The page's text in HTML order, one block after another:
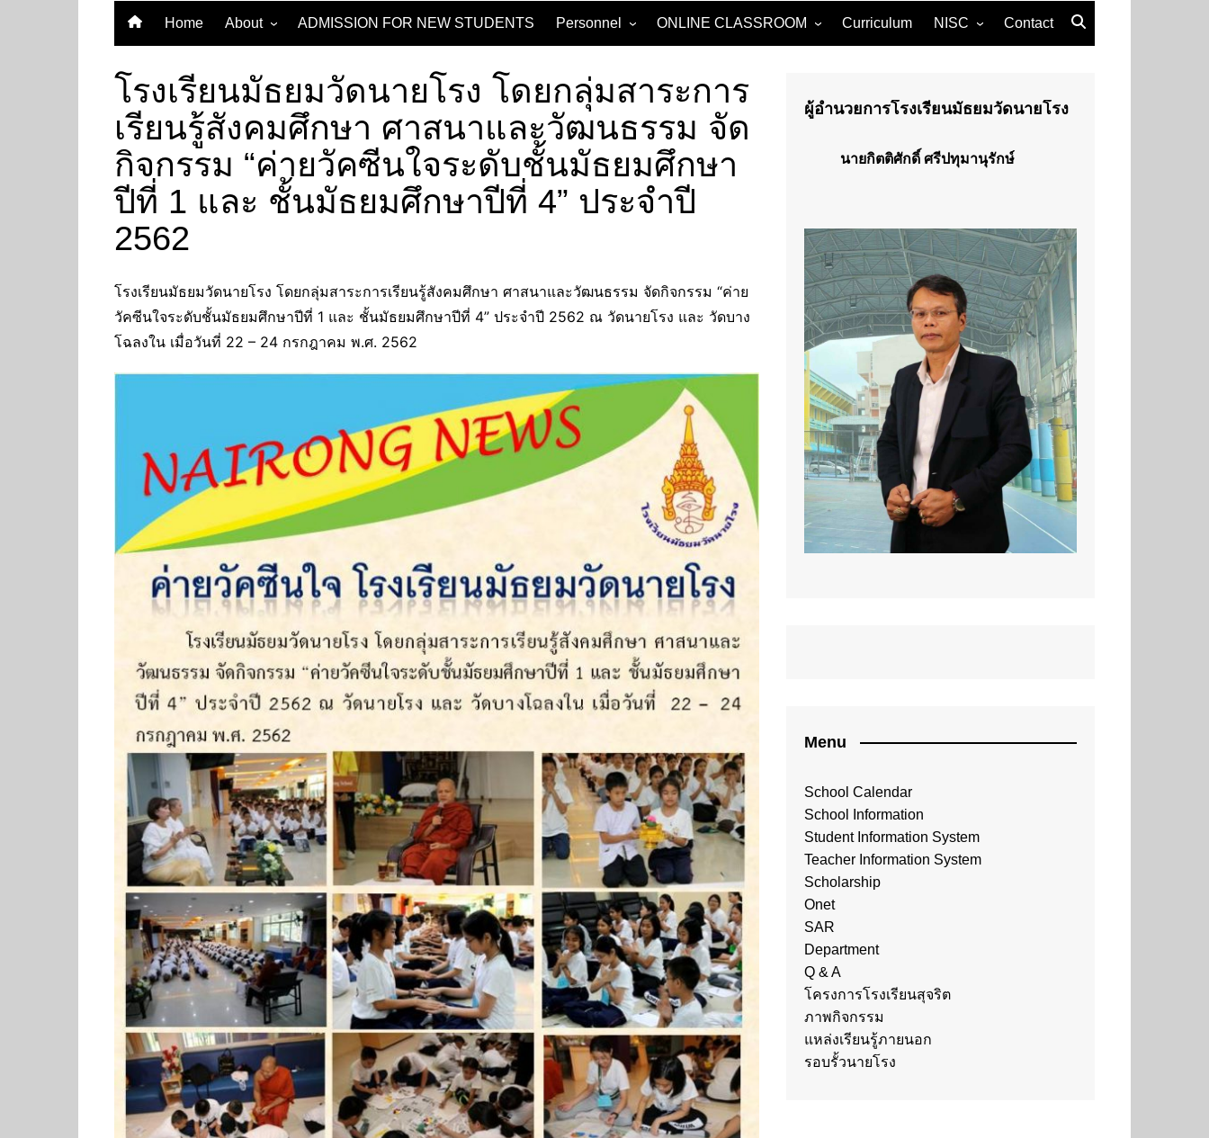
Home About ADMISSION FOR NEW STUDENTS Personnel
Basic Education Board
Parents and Teacher
Association
Parent Network Board
Thai Department.
Social Studies, Religion and
Culture Department.
Art Department.
Occupations Department.
Language Department.
Guidance.
Foreign Teachers
Non-teaching Staff
ONLINE CLASSROOM
2023
Curriculum NISC
Student’s Conference 2019
(NISC)
4th NAIRONG
INTERNATIONAL
STUDENTS’
CONFERENCE 2018
(NISC)
NISC 2018
NISC 2017
NISC 2016
NISC 2015 Programme
Contact
โรงเรียนมัธยมวัดนายโรง โดยกลุ่มสาระการ
เรียนรู้สังคมศึกษา ศาสนาและวัฒนธรรม จัด
กิจกรรม “ค่ายวัคซีนใจระดับชั้นมัธยมศึกษา
ปีที่ 1 และ ชั้นมัธยมศึกษาปีที่ 4” ประจำปี
2562
โรงเรียนมัธยมวัดนายโรง โดยกลุ่มสาระการเรียนรู้สังคมศึกษา ศาสนาและวัฒนธรรม จัดกิจกรรม “ค่าย
วัคซีนใจระดับชั้นมัธยมศึกษาปีที่ 1 และ ชั้นมัธยมศึกษาปีที่ 4” ประจำปี 2562 ณ วัดนายโรง และ วัดบาง
โฉลงใน เมื่อวันที่ 22 – 24 กรกฎาคม พ.ศ. 2562
ผู้อำนวยการโรงเรียนมัธยมวัดนายโรง
นายกิตติศักดิ์ ศรีปทุมานุรักษ์
Menu
School Calendar
School Information
Student Information System
Teacher Information System
Scholarship
Onet
SAR
Department
Q & A
โครงการโรงเรียนสุจริต
ภาพกิจกรรม
แหล่งเรียนรู้ภายนอก
รอบรั้วนายโรง